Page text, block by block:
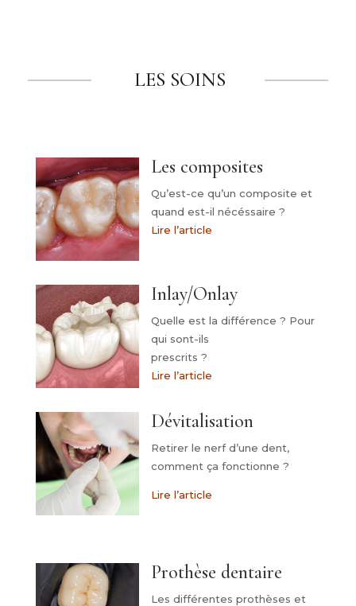
LES SOINS
Les composites
Qu’est-ce qu’un composite et
quand est-il nécéssaire ?
Lire l’article
Inlay/Onlay
Quelle est la différence ? Pour
qui sont-ils
prescrits ?
Lire l’article
Dévitalisation
Retirer le nerf d’une dent,
comment ça fonctionne ?
Lire l’article
Prothèse dentaire
Les différentes prothèses et